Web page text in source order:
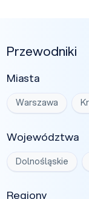
Przewodniki
Miasta
Warszawa
Województwa
Dolnośląskie
Regiony